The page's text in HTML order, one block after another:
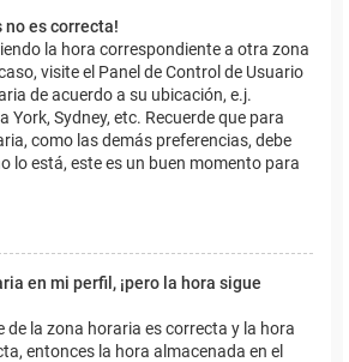
no es correcta!
la hora correspondiente a otra zona
visite el Panel de Control de Usuario
de acuerdo a su ubicación, e.j.
York, Sydney, etc. Recuerde que para
como las demás preferencias, debe
lo está, este es un buen momento para
en mi perfil, ¡pero la hora sigue
de la zona horaria es correcta y la hora
entonces la hora almacenada en el